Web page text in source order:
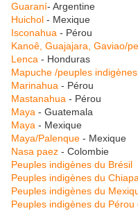
Guaraní- Argentine
Huichol - Mexique
Isconahua - Pérou
Kanoê, Guajajara, Gaviao/
Lenca - Honduras
Mapuche /peuples
Marinahua - Pérou
Mastanahua - Pérou
Maya - Guatemala
Maya - Mexique
Maya/Palenque - Mexique
Nasa paez - Colombie
Peuples indigènes du Brésil
Peuples indigènes du
Peuples indigènes du
Peuples indigènes du